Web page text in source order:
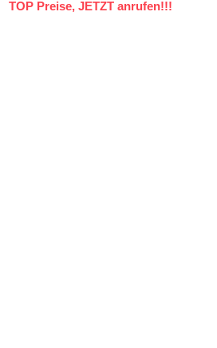
TOP Preise, JETZT anrufen!!!